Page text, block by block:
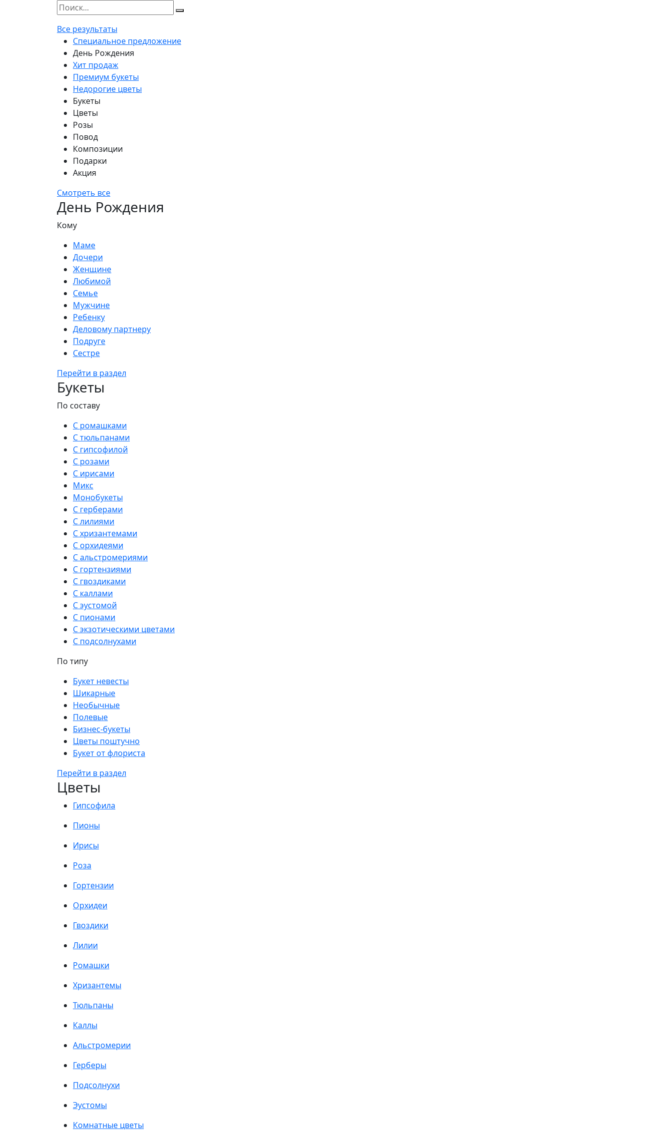
Все результаты
Специальное предложение
День Рождения
Хит продаж
Премиум букеты
Недорогие цветы
Букеты
Цветы
Розы
Повод
Композиции
Подарки
Акция
Смотреть все
День Рождения
Кому
Маме
Дочери
Женщине
Любимой
Семье
Мужчине
Ребенку
Деловому партнеру
Подруге
Сестре
Перейти в раздел
Букеты
По составу
С ромашками
С тюльпанами
С гипсофилой
С розами
С ирисами
Микс
Монобукеты
С герберами
С лилиями
С хризантемами
С орхидеями
С альстромериями
С гортензиями
С гвоздиками
С каллами
С эустомой
С пионами
С экзотическими цветами
С подсолнухами
По типу
Букет невесты
Шикарные
Необычные
Полевые
Бизнес-букеты
Цветы поштучно
Букет от флориста
Перейти в раздел
Цветы
Гипсофила
Пионы
Ирисы
Роза
Гортензии
Орхидеи
Гвоздики
Лилии
Ромашки
Хризантемы
Тюльпаны
Каллы
Альстромерии
Герберы
Подсолнухи
Эустомы
Комнатные цветы